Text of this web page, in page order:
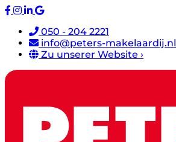
050 - 204 2221
info@peters-makelaardij.nl
Zu unserer Website ›